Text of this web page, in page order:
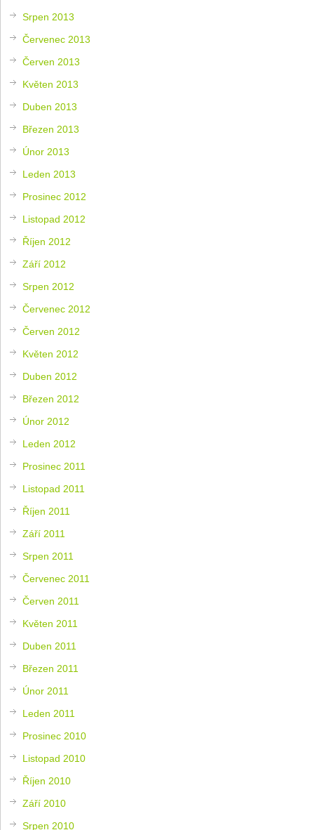
Srpen 2013
Červenec 2013
Červen 2013
Květen 2013
Duben 2013
Březen 2013
Únor 2013
Leden 2013
Prosinec 2012
Listopad 2012
Říjen 2012
Září 2012
Srpen 2012
Červenec 2012
Červen 2012
Květen 2012
Duben 2012
Březen 2012
Únor 2012
Leden 2012
Prosinec 2011
Listopad 2011
Říjen 2011
Září 2011
Srpen 2011
Červenec 2011
Červen 2011
Květen 2011
Duben 2011
Březen 2011
Únor 2011
Leden 2011
Prosinec 2010
Listopad 2010
Říjen 2010
Září 2010
Srpen 2010